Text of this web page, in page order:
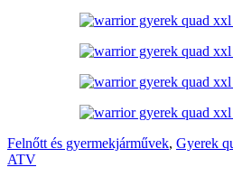
Felnőtt és gyermekjárművek, Gyerek
ATV